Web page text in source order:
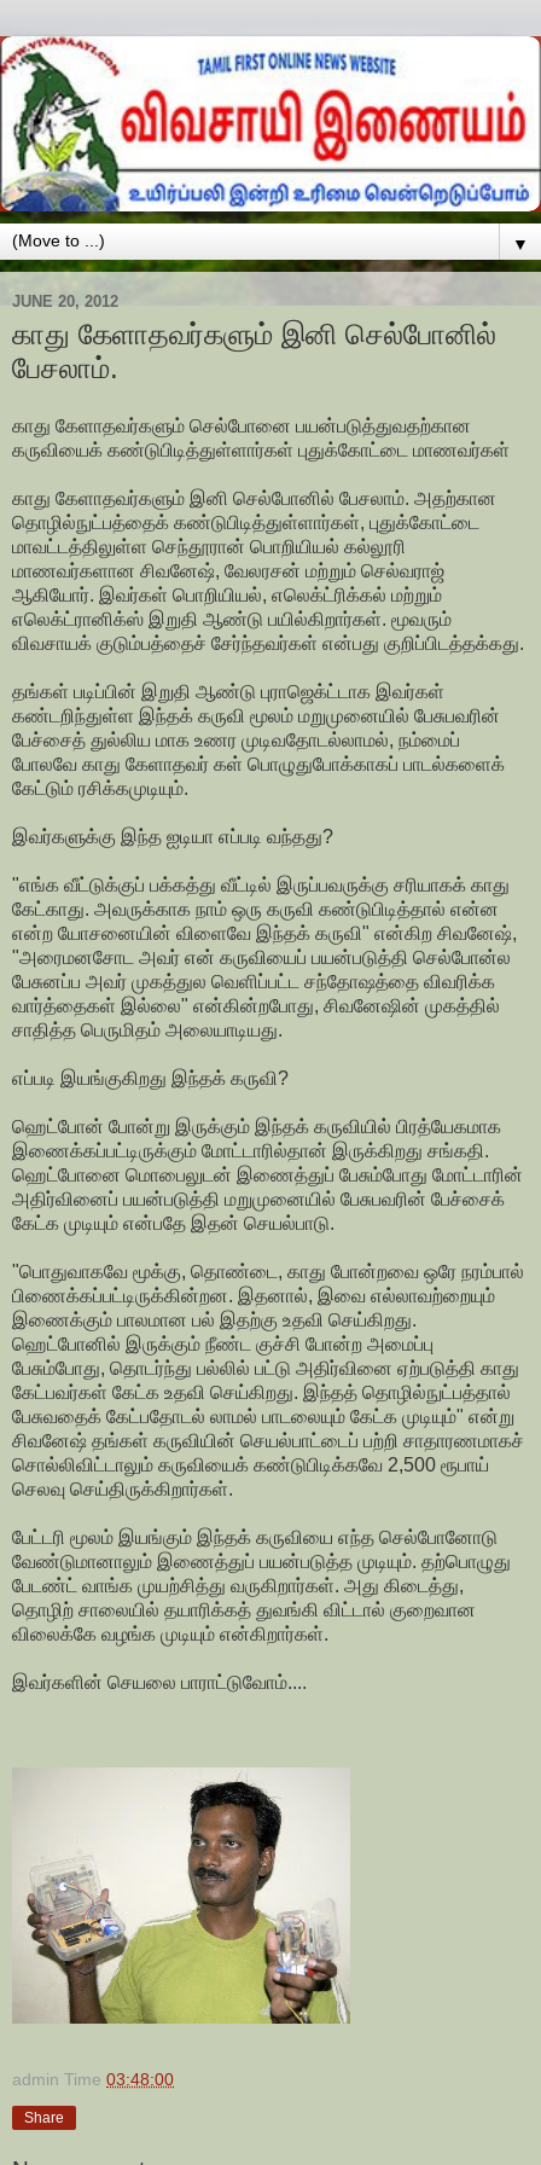
▼
JUNE 20, 2012
காது கேளாதவர்களும் இனி செல்போனில்
பேசலாம்.
காது கேளாதவர்களும் செல்போனை பயன்படுத்துவதற்கான
கருவியைக் கண்டுபிடித்துள்ளார்கள் புதுக்கோட்டை மாணவர்கள்
காது கேளாதவர்களும் இனி செல்போனில் பேசலாம். அதற்கான
தொழில்நுட்பத்தைக் கண்டுபிடித்துள்ளார்கள், புதுக்கோட்டை
மாவட்டத்திலுள்ள செந்தூரான் பொறியியல் கல்லூரி
மாணவர்களான சிவனேஷ், வேலரசன் மற்றும் செல்வராஜ்
ஆகியோர். இவர்கள் பொறியியல், எலெக்ட்ரிக்கல் மற்றும்
எலெக்ட்ரானிக்ஸ் இறுதி ஆண்டு பயில்கிறார்கள். மூவரும்
விவசாயக் குடும்பத்தைச் சேர்ந்தவர்கள் என்பது குறிப்பிடத்தக்கது.
தங்கள் படிப்பின் இறுதி ஆண்டு புராஜெக்ட்டாக இவர்கள்
கண்டறிந்துள்ள இந்தக் கருவி மூலம் மறுமுனையில் பேசுபவரின்
பேச்சைத் துல்லிய மாக உணர முடிவதோடல்லாமல், நம்மைப்
போலவே காது கேளாதவர் கள் பொழுதுபோக்காகப் பாடல்களைக்
கேட்டும் ரசிக்கமுடியும்.
இவர்களுக்கு இந்த ஐடியா எப்படி வந்தது?
"எங்க வீட்டுக்குப் பக்கத்து வீட்டில் இருப்பவருக்கு சரியாகக் காது
கேட்காது. அவருக்காக நாம் ஒரு கருவி கண்டுபிடித்தால் என்ன
என்ற யோசனையின் விளைவே இந்தக் கருவி" என்கிற சிவனேஷ்,
"அரைமனசோட அவர் என் கருவியைப் பயன்படுத்தி செல்போன்ல
பேசுனப்ப அவர் முகத்துல வெளிப்பட்ட சந்தோஷத்தை விவரிக்க
வார்த்தைகள் இல்லை" என்கின்றபோது, சிவனேஷின் முகத்தில்
சாதித்த பெருமிதம் அலையாடியது.
எப்படி இயங்குகிறது இந்தக் கருவி?
ஹெட்போன் போன்று இருக்கும் இந்தக் கருவியில் பிரத்யேகமாக
இணைக்கப்பட்டிருக்கும் மோட்டாரில்தான் இருக்கிறது சங்கதி.
ஹெட்போனை மொபைலுடன் இணைத்துப் பேசும்போது மோட்டாரின்
அதிர்வினைப் பயன்படுத்தி மறுமுனையில் பேசுபவரின் பேச்சைக்
கேட்க முடியும் என்பதே இதன் செயல்பாடு.
"பொதுவாகவே மூக்கு, தொண்டை, காது போன்றவை ஒரே நரம்பால்
பிணைக்கப்பட்டிருக்கின்றன. இதனால், இவை எல்லாவற்றையும்
இணைக்கும் பாலமான பல் இதற்கு உதவி செய்கிறது.
ஹெட்போனில் இருக்கும் நீண்ட குச்சி போன்ற அமைப்பு
பேசும்போது, தொடர்ந்து பல்லில் பட்டு அதிர்வினை ஏற்படுத்தி காது
கேட்பவர்கள் கேட்க உதவி செய்கிறது. இந்தத் தொழில்நுட்பத்தால்
பேசுவதைக் கேட்பதோடல் லாமல் பாடலையும் கேட்க முடியும்" என்று
சிவனேஷ் தங்கள் கருவியின் செயல்பாட்டைப் பற்றி சாதாரணமாகச்
சொல்லிவிட்டாலும் கருவியைக் கண்டுபிடிக்கவே 2,500 ரூபாய்
செலவு செய்திருக்கிறார்கள்.
பேட்டரி மூலம் இயங்கும் இந்தக் கருவியை எந்த செல்போனோடு
வேண்டுமானாலும் இணைத்துப் பயன்படுத்த முடியும். தற்பொழுது
பேடண்ட் வாங்க முயற்சித்து வருகிறார்கள். அது கிடைத்து,
தொழிற் சாலையில் தயாரிக்கத் துவங்கி விட்டால் குறைவான
விலைக்கே வழங்க முடியும் என்கிறார்கள்.
இவர்களின் செயலை பாராட்டுவோம்....
admin Time 03:48:00
Share